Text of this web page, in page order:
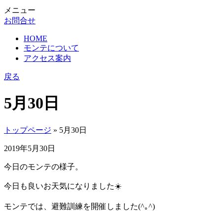
メニュー
お問合せ
HOME
モンテについて
アクセス案内
戻る
5月30日
トップページ » 5月30日
2019年5月30日
今日のモンテの様子。
今日も良いお天気になりました☀️
モンテでは、避難訓練を開催しました(^｡^)